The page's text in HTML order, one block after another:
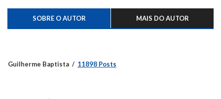
SOBRE O AUTOR MAIS DO AUTOR
Guilherme Baptista 11898 Posts